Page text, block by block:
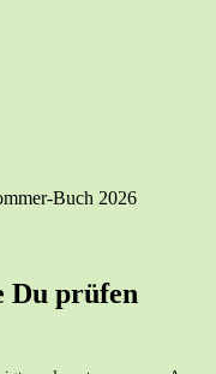
Buch 2026
Du prü­fen